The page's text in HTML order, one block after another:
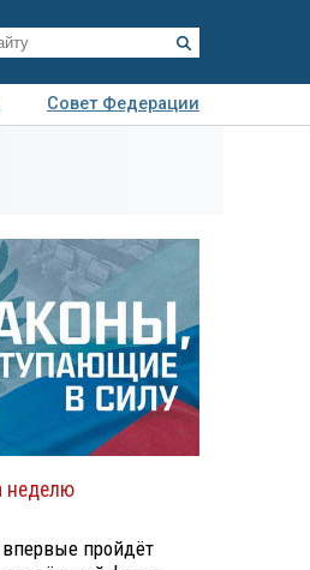
Совет Федерации
неделю
пройдёт